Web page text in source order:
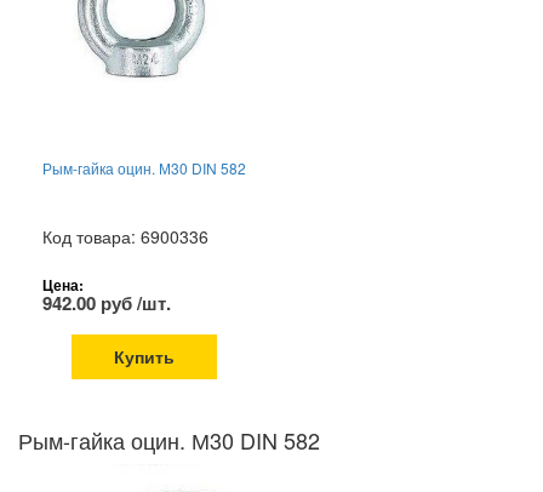
Рым-гайка оцин. М30 DIN 582
Код товара: 6900336
Цена:
942.00 руб /шт.
Купить
Рым-гайка оцин. М30 DIN 582